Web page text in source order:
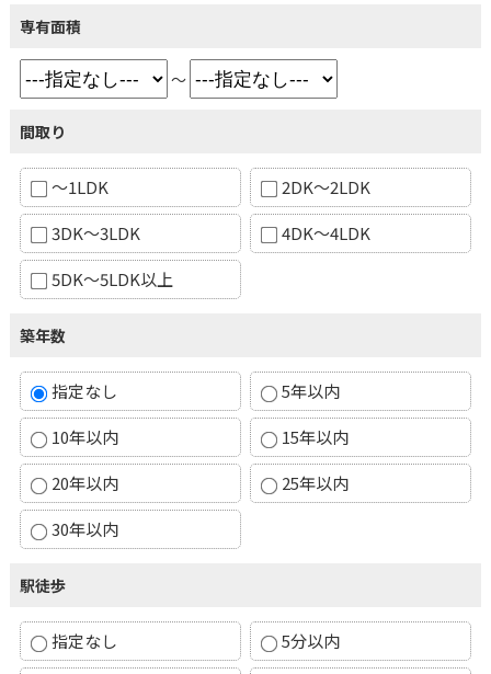
専有面積
～
間取り
～1LDK
2DK～2LDK
3DK～3LDK
4DK～4LDK
5DK～5LDK以上
築年数
指定なし
5年以内
10年以内
15年以内
20年以内
25年以内
30年以内
駅徒歩
指定なし
5分以内